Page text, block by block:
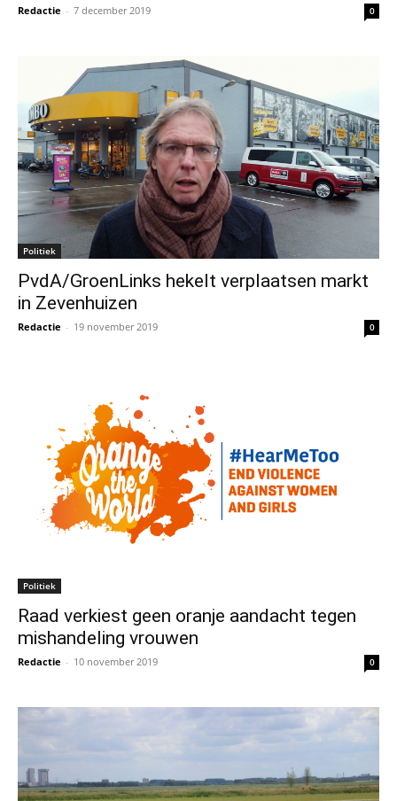
Redactie - 7 december 2019 0
Politiek
PvdA/GroenLinks hekelt verplaatsen markt
in Zevenhuizen
Redactie - 19 november 2019 0
Politiek
Raad verkiest geen oranje aandacht tegen
mishandeling vrouwen
Redactie - 10 november 2019 0